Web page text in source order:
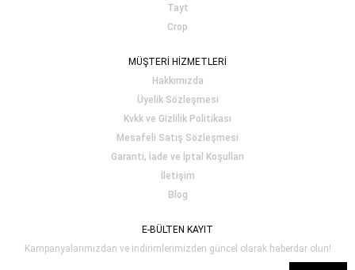
Tayt
Crop
MÜŞTERİ HİZMETLERİ
Hakkımızda
Üyelik Sözleşmesi
Kvkk ve Gizlilik Politikası
Mesafeli Satış Sözleşmesi
Garanti, İade ve İptal Koşulları
İletişim
Blog
E-BÜLTEN KAYIT
Kampanyalarımızdan ve indirimlerimizden güncel olarak haberdar olun!